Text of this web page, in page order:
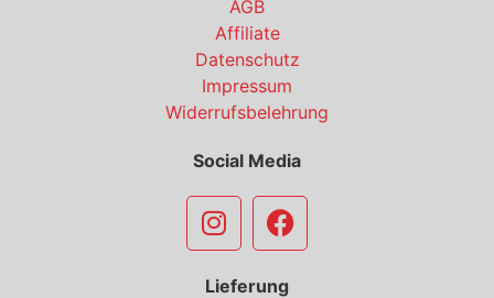
AGB
Affiliate
Datenschutz
Impressum
Widerrufsbelehrung
Social Media
Lieferung